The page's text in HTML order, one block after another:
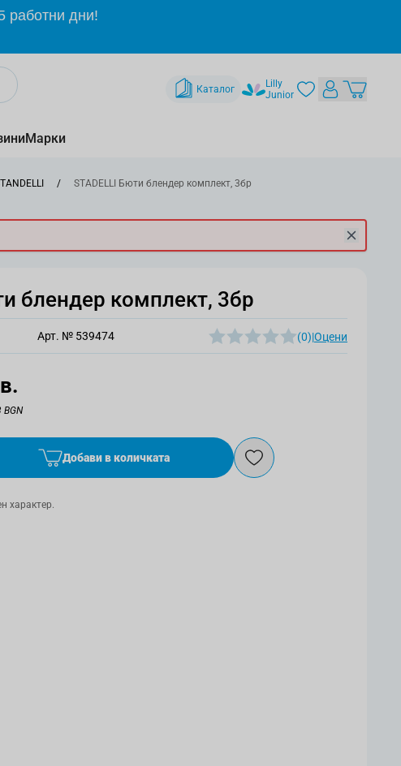
работни дни!
Каталог
Lilly
Junior
Марки
/ STADELLI Бюти блендер комплект, 3бр
блендер комплект, 3бр
Арт. № 539474 (0)|Оцени
BGN
Добави в количката
характер.